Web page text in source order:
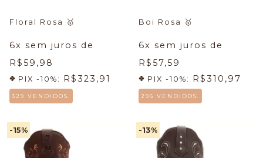
Floral Rosa 🥇
6x sem juros de
R$59,98
PIX -10%: R$323,91
329 VENDIDOS.
Boi Rosa 🥇
6x sem juros de
R$57,59
PIX -10%: R$310,97
296 VENDIDOS.
-15% -13%